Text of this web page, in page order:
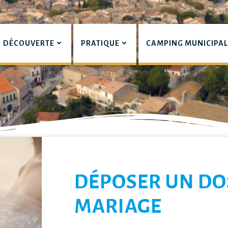
DÉCOUVERTE PRATIQUE CAMPING MUNICIPAL
DÉPOSER UN
MARIAGE